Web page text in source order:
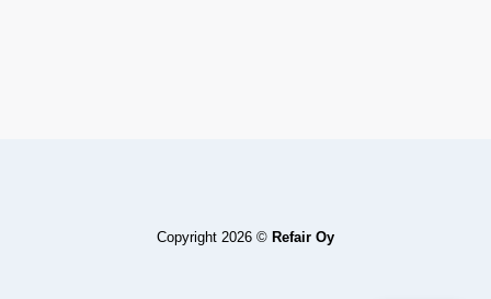
Copyright 2026 © Refair Oy